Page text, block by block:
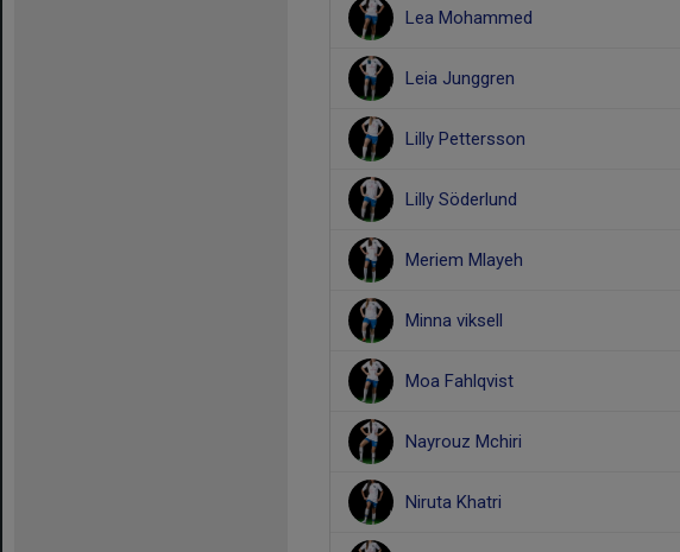
Lea Mohammed
Leia Junggren
Lilly Pettersson
Lilly Söderlund
Meriem Mlayeh
Minna viksell
Moa Fahlqvist
Nayrouz Mchiri
Niruta Khatri